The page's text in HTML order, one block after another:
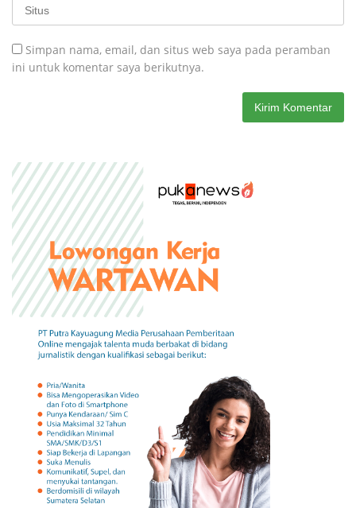
Simpan nama, email, dan situs web saya pada peramban
ini untuk komentar saya berikutnya.